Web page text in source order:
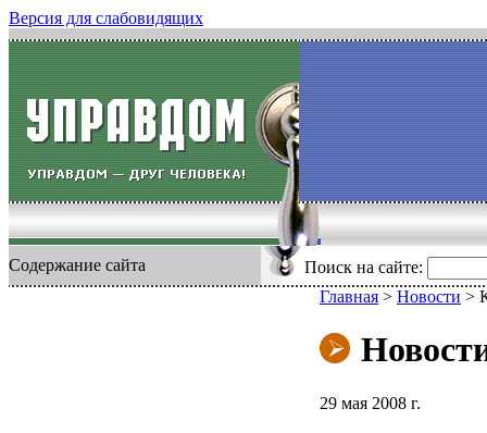
Версия для слабовидящих
Содержание сайта Поиск на сайте:
Главная > Новости >
29 мая 2008 г.